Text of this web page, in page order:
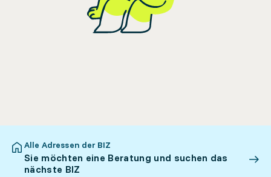
Alle Adressen der BIZ
Sie möchten eine Beratung und suchen das
nächste BIZ